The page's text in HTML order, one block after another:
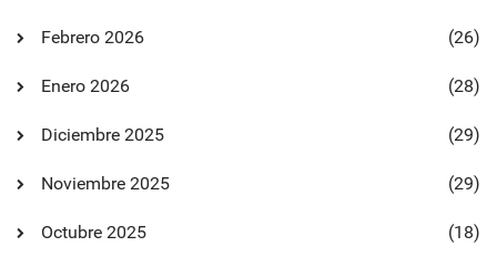
Febrero 2026 (26)
Enero 2026 (28)
Diciembre 2025 (29)
Noviembre 2025 (29)
Octubre 2025 (18)